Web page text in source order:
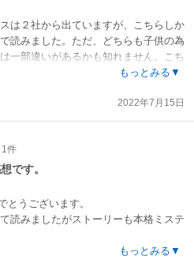
で読んだあと、たまたま紙で本作の続
何で漫画化が2つもあるの？と驚きま
と思います。
での表現は向こうのサンデーの方が
。
れである美麗宦官をクソみたいに見る
しげる）みたいで（笑）、、、その時
の作画）。
は読んで分かりやすいけど、その分原
分もあるそうな。
忠実らしい。
ーの方がお話の進みが早いようです
は２社から出ていますが、こちらしか
読みました。ただ、どちらも子供の為
一部違いがあるかも知れません。こち
で役に立つ漫画」と紹介していたの
しました。内容は、架空の中国（だと
に繰り広げられる壮大なファンタジー
対立・宮廷の政治抗争・後宮での女の
陰謀ひしめく血生臭い事件が起こる
越えていくストーリーです。主人公が
簡単な化学反応を使ったトリックの謎
しめます。本来（親の気持ちとして）
ったのですが、あまり（いえ全く）我
寄りのシーンでゲラゲラ笑いながら読
で、ただ笑えるだけでなく人間心理に
もっとみる▼
2022年7月15日
1件
です。
とうございます。
読みましたがストーリーも本格ミステ
確認されてる医学も混ざっておりとて
もっとみる▼